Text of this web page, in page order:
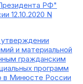
РФ"
12.10.2020 N
утверждении
и материальной
гражданским
программ
в Минюсте России